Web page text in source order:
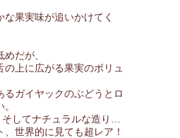
果実味が追いかけてく
だが、
上に広がる果実のボリュ
るガイヤックのぶどうとロ
してナチュラルな造り…
、世界的に見ても超レア！